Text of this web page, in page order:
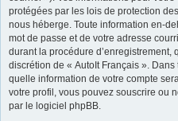
protégées par les lois de protection
nous héberge. Toute information en-
mot de passe et de votre adresse
durant la procédure d’enregistrement,
discrétion de « AutoIt Français ».
quelle information de votre compte
votre profil, vous pouvez souscrire ou
par le logiciel phpBB.